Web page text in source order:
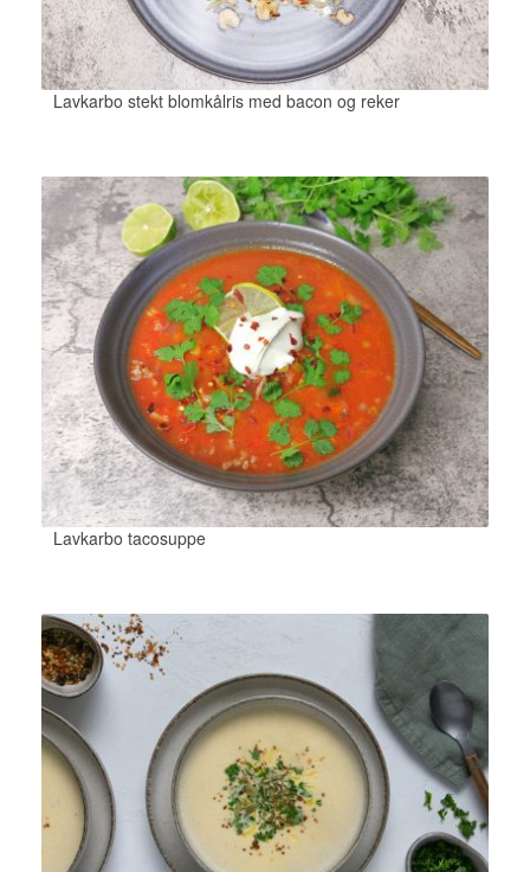
Lavkarbo stekt blomkålris med bacon og reker
Lavkarbo tacosuppe